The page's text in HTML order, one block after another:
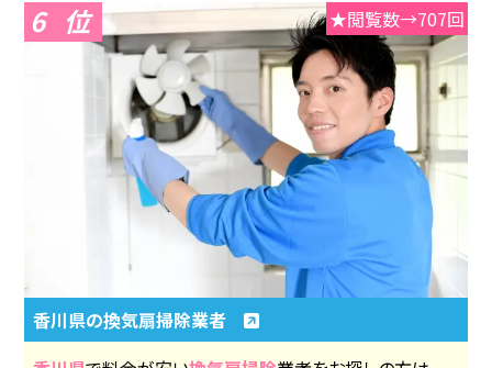
6 ★閲覧数→707回
香川県の換気扇掃除業者